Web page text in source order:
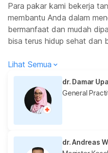
Para pakar kami bekerja
membantu Anda dalam
bermanfaat dan mudah
bisa terus hidup sehat dan
Lihat Semua
dr. Damar
General
dr. Andreas